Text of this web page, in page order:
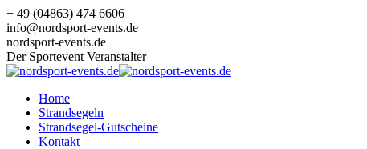
Zum
Inhalt
springen
+ 49 (04863) 474 6606
info@nordsport-events.de
nordsport-events.de
Der Sportevent Veranstalter
Home
Strandsegeln
Strandsegel-Gutscheine
Kontakt